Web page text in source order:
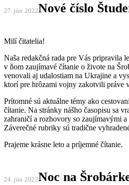
27. jún 2022Nové číslo
Milí čitatelia!
Naša redakčná rada pre Vás pripravila
v ňom zaujímavé čítanie o živote na
venovali aj udalostiam na Ukrajine a
ktorí pre hrôzami vojny zakotvili práve
Prítomné sú aktuálne témy ako
čítanie. Na stránky nášho časopisu sa
zahraničí a rozhovory so zaujímavými
Záverečné rubriky sú tradične
Prajeme krásne leto a príjemné čítanie.
24. jún 2022Noc na